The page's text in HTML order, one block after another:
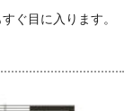
ぐ目に入ります。